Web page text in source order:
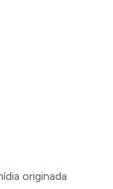
originada